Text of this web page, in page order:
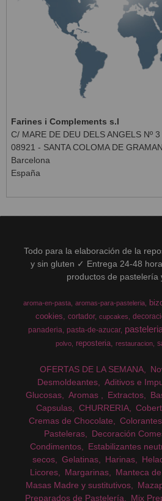
Farines i Complements s.l
C/ MARE DE DEU DELS ANGELS Nº 3
08921 - SANTA COLOMA DE
Barcelona
España
Todo para la elaboración de la
y sin gluten ✓ Entrega 24-48
productos de pastelería
aroma-en-pasta aromas-para-pasteleria
cookies cortador cupcakes
panaderia pasta-de-azucar
polvo
reposteria restauracion
OFERTAS DE LA SEMANA
Desmoldeantes
Aditivos e
Glucosas
Aromas Extractos
Capsulas
CHURRERIA
Cremas de Chocolate
Colorantes
Pasteleras
Decoración
Condimentos
Estabilizantes
secos
Gelatinas Harinas
Licores
Margarinas Manteca
Masas Madre y sustitutivos
Preparados de Pastelería
Mix